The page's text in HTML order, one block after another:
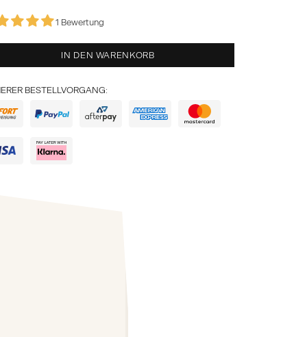
1 Bewertung
IN DEN WARENKORB
BESTELLVORGANG: